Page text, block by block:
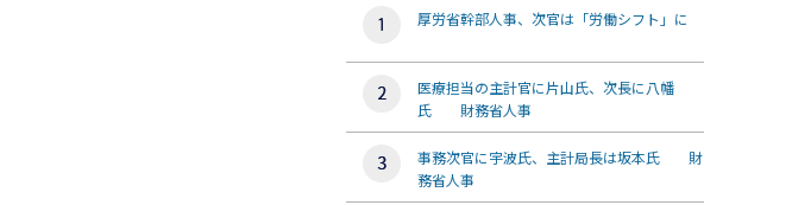
厚労省幹部人事、次官は「労働シフト」に
医療担当の主計官に片山氏、次長に八幡
氏 財務省人事
事務次官に宇波氏、主計局長は坂本氏 財
務省人事